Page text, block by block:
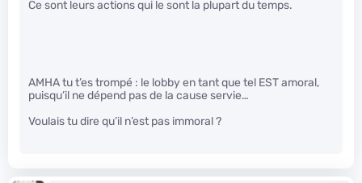
Ce sont leurs actions qui le sont la plupart du temps.
AMHA tu t’es trompé : le lobby en tant que tel EST amoral,
puisqu’il ne dépend pas de la cause servie…
Voulais tu dire qu’il n’est pas immoral ?